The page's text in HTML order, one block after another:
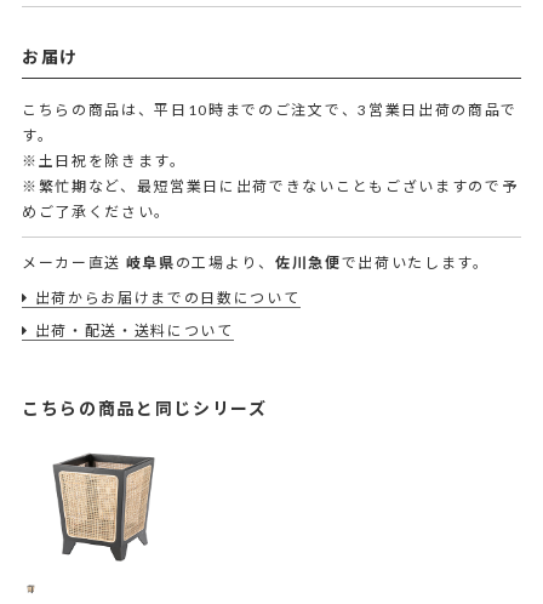
お届け
こちらの商品は、平日10時までのご注文で、3営業日出荷の商品で
す。
※土日祝を除きます。
※繁忙期など、最短営業日に出荷できないこともございますので予
めご了承ください。
メーカー直送 岐阜県 の工場より、 佐川急便で出荷いたします。
出荷からお届けまでの日数について
出荷・配送・送料について
こちらの商品と同じシリーズ